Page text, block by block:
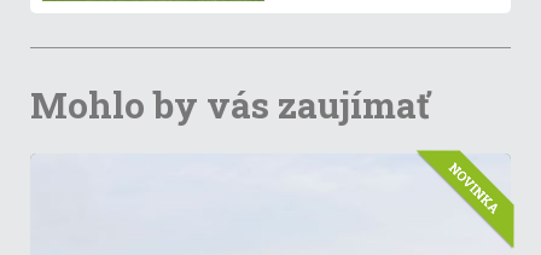
Mohlo by vás zaujímať